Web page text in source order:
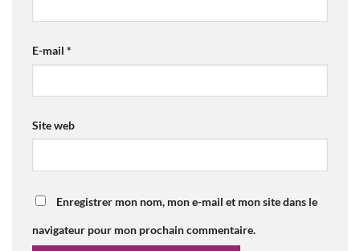
E-mail *
Site web
Enregistrer mon nom, mon e-mail et mon site dans le
navigateur pour mon prochain commentaire.